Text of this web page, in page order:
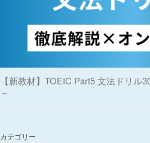
【新教材】TOEIC Part5 文法ドリル
－
カテゴリー